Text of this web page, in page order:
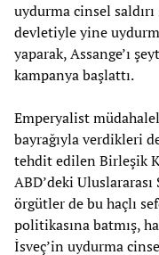
uydurma cinsel
devletiyle yine
yaparak, Assange’ı
kampanya başlattı.
Emperyalist
bayrağıyla verdikleri
tehdit edilen Birleşik
ABD’deki
örgütler de bu haçlı
politikasına batmış,
İsveç’in uydurma